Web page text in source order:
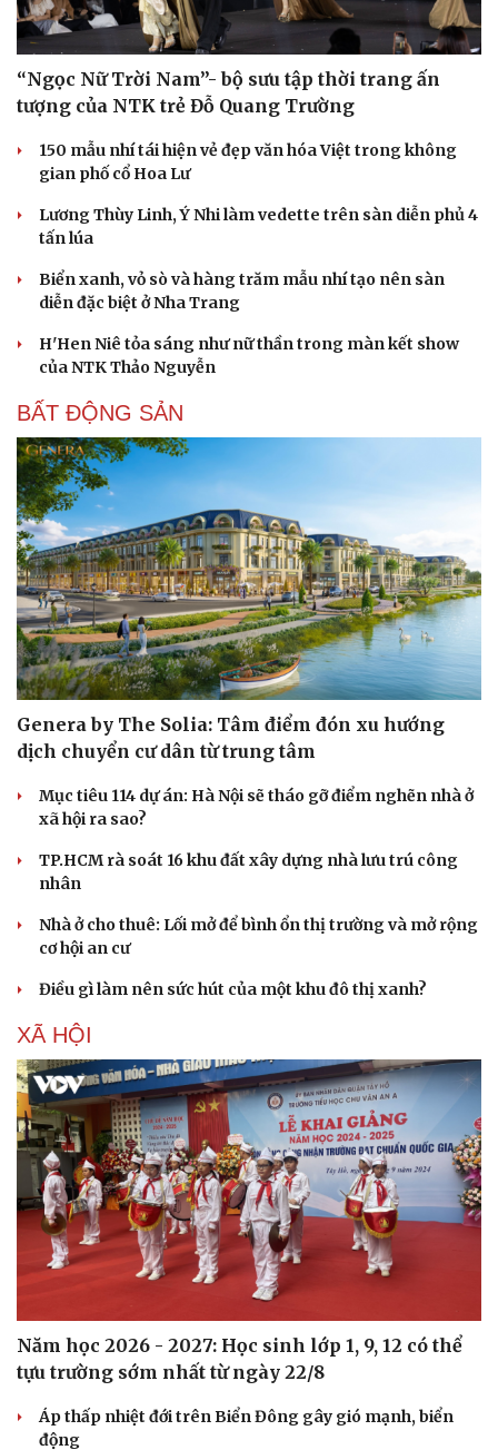
Sức khỏe
Dinh dưỡng - món ngon
Cây thuốc
Sản phụ khoa
Nhi khoa
Nam khoa
Phòng mạch online
Ăn sạch sống khỏe
Đời sống
Nhà đẹp
Blog
Tình yêu - Gia đình
“Ngọc Nữ Trời Nam”- bộ sưu tập thời trang ấn
tượng của NTK trẻ Đỗ Quang Trường
150 mẫu nhí tái hiện vẻ đẹp văn hóa Việt trong không
gian phố cổ Hoa Lư
Lương Thùy Linh, Ý Nhi làm vedette trên sàn diễn phủ 4
tấn lúa
Biển xanh, vỏ sò và hàng trăm mẫu nhí tạo nên sàn
diễn đặc biệt ở Nha Trang
H'Hen Niê tỏa sáng như nữ thần trong màn kết show
của NTK Thảo Nguyễn
BẤT ĐỘNG SẢN
Genera by The Solia: Tâm điểm đón xu hướng
dịch chuyển cư dân từ trung tâm
Mục tiêu 114 dự án: Hà Nội sẽ tháo gỡ điểm nghẽn nhà ở
xã hội ra sao?
TP.HCM rà soát 16 khu đất xây dựng nhà lưu trú công
nhân
Nhà ở cho thuê: Lối mở để bình ổn thị trường và mở rộng
cơ hội an cư
Điều gì làm nên sức hút của một khu đô thị xanh?
XÃ HỘI
Năm học 2026 - 2027: Học sinh lớp 1, 9, 12 có thể
tựu trường sớm nhất từ ngày 22/8
Áp thấp nhiệt đới trên Biển Đông gây gió mạnh, biển
động